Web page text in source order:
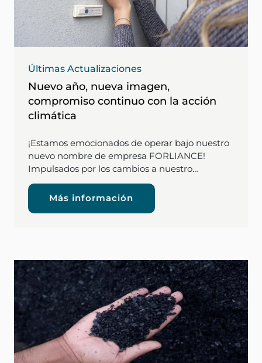
Últimas Actualizaciones
Nuevo año, nueva imagen,
compromiso continuo con la acción
climática
¡Estamos emocionados de operar bajo nuestro
nuevo nombre de empresa FORLIANCE!
Impulsados por los cambios a nuestro…
Más información